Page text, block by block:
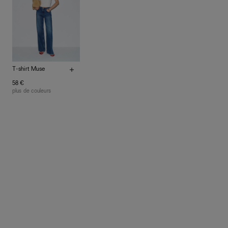
de plantes.
Fabrication responsable : Inde
Quand ils ne sont pas réalisés dans notre manufacture
de Los Angeles, nos vêtements sont confectionnés par
des ateliers partenaires qui partagent notre vision.
Ensemble, nous privilégions le bien-être des équipes et
T-shirt Muse
58 €
plus de couleurs